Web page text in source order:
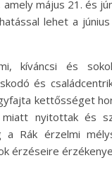
amely május 21. és
lehet a
kíváncsi és
és
kettősséget
nyitottak és
a Rák érzelmi
érzéseire